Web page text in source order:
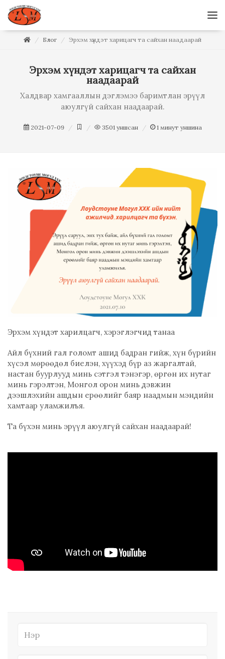
Блог Эрхэм хүндэт харицагч та сайхан наадаарай
Эрхэм хүндэт харицагч та сайхан
наадаарай
Халдвар хамгааллын дэглэмээ баримтлан эрүүл
аюулгүй сайхан наадаарай.
2021-07-09 3501 уншсан 1 минут уншина
Эрхэм хүндэт харилцагч, хэрэглэгчид танаа
Айл бүхний гал голомт ашид бадран гийж, хүн бүрийн
хүсэл мөрөөдөл биелэн, хүүхэд бүр аз жаргалтай,
настан буурлууд минь сэтгэл тэнэгэр, өргөн их нутаг
минь гэрэлтэн, Монгол орон минь дэвжин
дээшлэхийн ашдын ерөөлийг баяр наадмын мэндийн
хамтаар уламжилъя.
Та бүхэн минь эрүүл аюулгүй сайхан наадаарай!